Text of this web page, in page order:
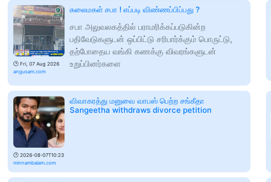
🕑 Fri, 07 Aug 2026
angusam.com
கலைமகள் சபா ! எப்படி விண்ணப்பிப்பது ?
சபா அலுவலகத்தில் பராமரிக்கப்படுகின்ற
பதிவேடுகளுடன் ஒப்பிட்டு சரிபார்க்கும் பொருட்டு,
தற்போதைய வங்கி கணக்கு விவரங்களுடன்
உறுப்பினர்களை
🕑 2026-08-07T10:23
minnambalam.com
விவாகரத்து மனுவை வாபஸ் பெற்ற சங்கீதா
Sangeetha withdraws divorce petition